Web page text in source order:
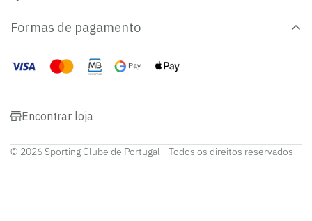
Formas de pagamento
Encontrar loja
© 2026 Sporting Clube de Portugal - Todos os direitos reservados